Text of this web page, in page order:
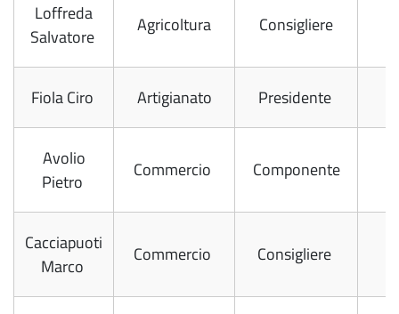
Loffreda
Salvatore
Agricoltura Consigliere
Fiola Ciro Artigianato Presidente
Avolio
Pietro
Commercio Componente
Cacciapuoti
Marco
Commercio Consigliere